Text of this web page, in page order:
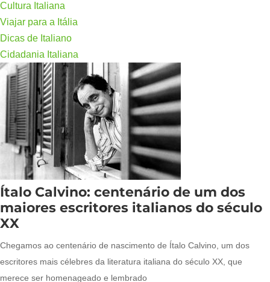
Cultura Italiana
Viajar para a Itália
Dicas de Italiano
Cidadania Italiana
Ítalo Calvino: centenário de um dos
maiores escritores italianos do século
XX
Chegamos ao centenário de nascimento de Ítalo Calvino, um dos
escritores mais célebres da literatura italiana do século XX, que
merece ser homenageado e lembrado